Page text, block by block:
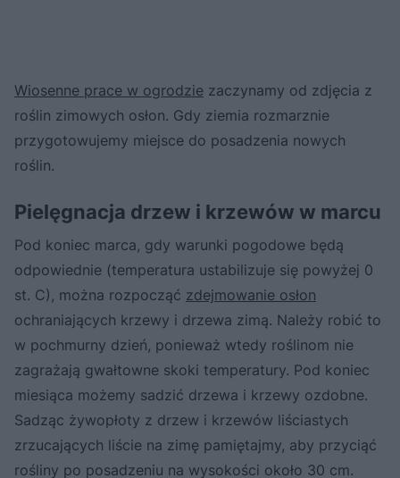
Wiosenne prace w ogrodzie zaczynamy od zdjęcia z
roślin zimowych osłon. Gdy ziemia rozmarznie
przygotowujemy miejsce do posadzenia nowych
roślin.
Pielęgnacja drzew i krzewów w marcu
Pod koniec marca, gdy warunki pogodowe będą
odpowiednie (temperatura ustabilizuje się powyżej 0
st. C), można rozpocząć zdejmowanie osłon
ochraniających krzewy i drzewa zimą. Należy robić to
w pochmurny dzień, ponieważ wtedy roślinom nie
zagrażają gwałtowne skoki temperatury. Pod koniec
miesiąca możemy sadzić drzewa i krzewy ozdobne.
Sadząc żywopłoty z drzew i krzewów liściastych
zrzucających liście na zimę pamiętajmy, aby przyciąć
rośliny po posadzeniu na wysokości około 30 cm.